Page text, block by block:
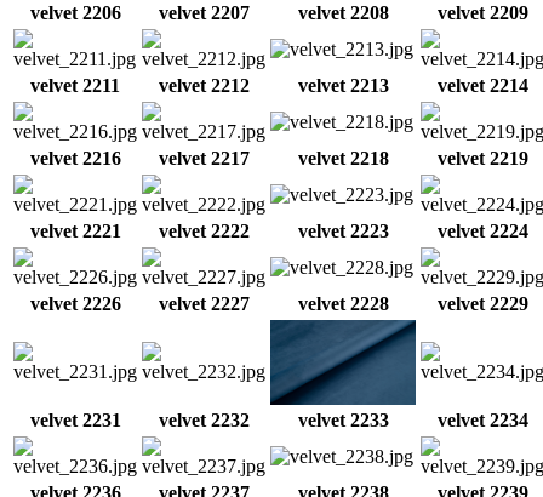
velvet 2206 velvet 2207 velvet 2208 velvet 2209
velvet 2211 velvet 2212 velvet 2213 velvet 2214
velvet 2216 velvet 2217 velvet 2218 velvet 2219
velvet 2221 velvet 2222 velvet 2223 velvet 2224
velvet 2226 velvet 2227 velvet 2228 velvet 2229
velvet 2231 velvet 2232 velvet 2233 velvet 2234
velvet 2236 velvet 2237 velvet 2238 velvet 2239